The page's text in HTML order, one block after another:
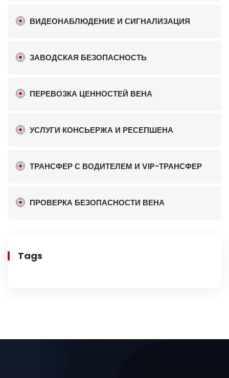
ВИДЕОНАБЛЮДЕНИЕ И СИГНАЛИЗАЦИЯ
ЗАВОДСКАЯ БЕЗОПАСНОСТЬ
ПЕРЕВОЗКА ЦЕННОСТЕЙ ВЕНА
УСЛУГИ КОНСЬЕРЖА И РЕСЕПШЕНА
ТРАНСФЕР С ВОДИТЕЛЕМ И VIP-ТРАНСФЕР
ПРОВЕРКА БЕЗОПАСНОСТИ ВЕНА
Tags